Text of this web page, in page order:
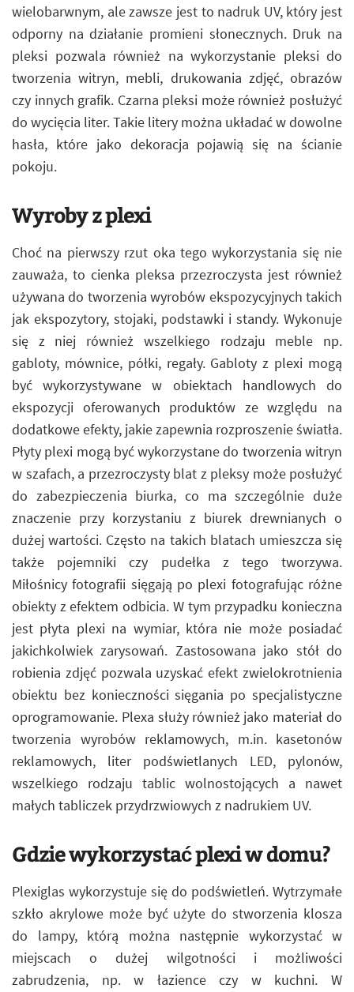
wielobarwnym, ale zawsze jest to nadruk UV, który jest
odporny na działanie promieni słonecznych. Druk na
pleksi pozwala również na wykorzystanie pleksi do
tworzenia witryn, mebli, drukowania zdjęć, obrazów
czy innych grafik. Czarna pleksi może również posłużyć
do wycięcia liter. Takie litery można układać w dowolne
hasła, które jako dekoracja pojawią się na ścianie
pokoju.
Wyroby z plexi
Choć na pierwszy rzut oka tego wykorzystania się nie
zauważa, to cienka pleksa przezroczysta jest również
używana do tworzenia wyrobów ekspozycyjnych takich
jak ekspozytory, stojaki, podstawki i standy. Wykonuje
się z niej również wszelkiego rodzaju meble np.
gabloty, mównice, półki, regały. Gabloty z plexi mogą
być wykorzystywane w obiektach handlowych do
ekspozycji oferowanych produktów ze względu na
dodatkowe efekty, jakie zapewnia rozproszenie światła.
Płyty plexi mogą być wykorzystane do tworzenia witryn
w szafach, a przezroczysty blat z pleksy może posłużyć
do zabezpieczenia biurka, co ma szczególnie duże
znaczenie przy korzystaniu z biurek drewnianych o
dużej wartości. Często na takich blatach umieszcza się
także pojemniki czy pudełka z tego tworzywa.
Miłośnicy fotografii sięgają po plexi fotografując różne
obiekty z efektem odbicia. W tym przypadku konieczna
jest płyta plexi na wymiar, która nie może posiadać
jakichkolwiek zarysowań. Zastosowana jako stół do
robienia zdjęć pozwala uzyskać efekt zwielokrotnienia
obiektu bez konieczności sięgania po specjalistyczne
oprogramowanie. Plexa służy również jako materiał do
tworzenia wyrobów reklamowych, m.in. kasetonów
reklamowych, liter podświetlanych LED, pylonów,
wszelkiego rodzaju tablic wolnostojących a nawet
małych tabliczek przydrzwiowych z nadrukiem UV.
Gdzie wykorzystać plexi w domu?
Plexiglas wykorzystuje się do podświetleń. Wytrzymałe
szkło akrylowe może być użyte do stworzenia klosza
do lampy, którą można następnie wykorzystać w
miejscach o dużej wilgotności i możliwości
zabrudzenia, np. w łazience czy w kuchni. W